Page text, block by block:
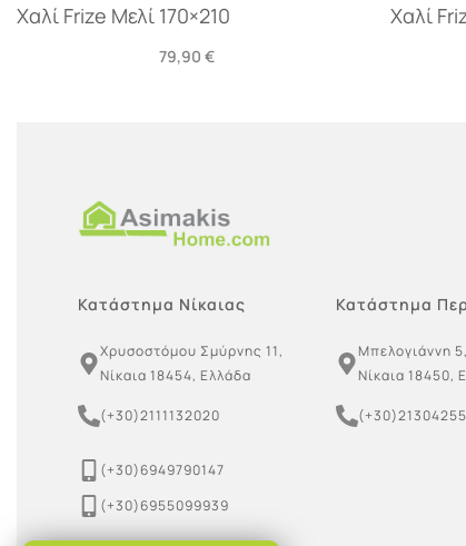
Χαλί Frize Μελί 170×210
79,90 €
Χαλί
Κατάστημα Νίκαιας Κατάστημα
Χρυσοστόμου Σμύρνης 11,
Νίκαια 18454, Ελλάδα
Μπελογιάννη 5,
Νίκαια 18450,
(+30)2111132020
(+30)6949790147
(+30)6955099939